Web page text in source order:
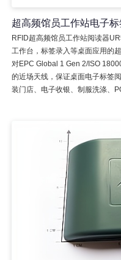
超高频馆员工作站电子
RFID超高频馆员工作站阅读器
工作台，标签录入等桌面应用的
对EPC Global 1 Gen 2/ISO 18000-6C、协议电子标签的快速读写，结合专用
的近场天线，保证桌面电子标签
装门店、电子收银、制服洗涤、